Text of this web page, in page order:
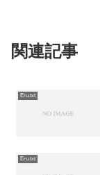
関連記事
Eru.txt
Eru.txt